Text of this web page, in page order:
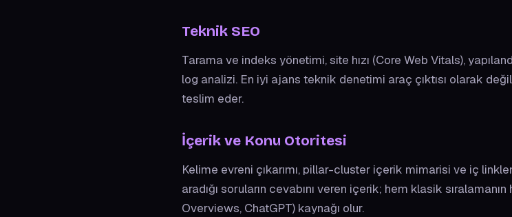
Teknik SEO
Tarama ve indeks yönetimi, site hızı (Core Web Vitals),
log analizi. En iyi ajans teknik denetimi araç çıktısı olarak
teslim eder.
İçerik ve Konu Otoritesi
Kelime evreni çıkarımı, pillar-cluster içerik mimarisi ve iç
aradığı soruların cevabını veren içerik; hem klasik
Overviews, ChatGPT) kaynağı olur.